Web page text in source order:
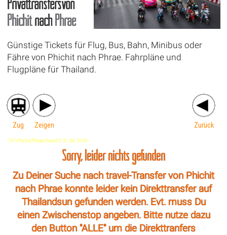
Privattransfersvon
Phichitnach Phrae
Günstige Tickets für Flug, Bus, Bahn, Minibus oder
Fähre von Phichit nach Phrae. Fahrpläne und
Flugpläne für Thailand.
Zug Zeigen Zurück
'TH',Phichit,Phrae,travel,'0','0','de','EUR'
Sorry, leider nichts gefunden
Zu Deiner Suche nach travel-Transfer von Phichit
nach Phrae konnte leider kein Direkttransfer auf
Thailandsun gefunden werden. Evt. muss Du
einen Zwischenstop angeben. Bitte nutze dazu
den Button "ALLE" um die Direkttranfers